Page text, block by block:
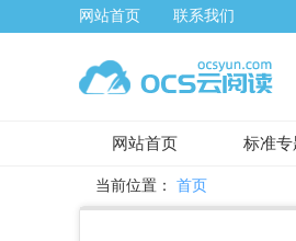
网站首页 联系我们
网站首页 标准专
当前位置： 首页